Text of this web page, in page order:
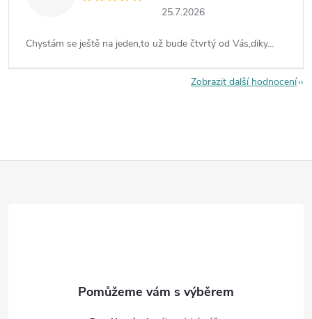
25.7.2026
Chystám se ještě na jeden,to už bude čtvrtý od Vás,diky...
Zobrazit další hodnocení